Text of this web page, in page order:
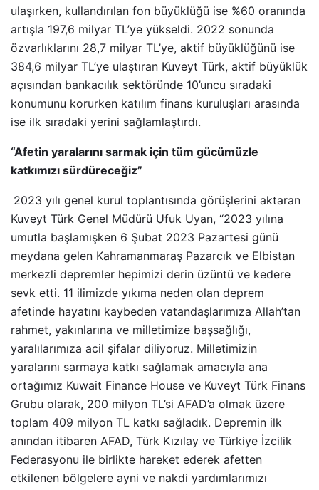
ulaşırken, kullandırılan fon büyüklüğü ise %60 oranında
artışla 197,6 milyar TL’ye yükseldi. 2022 sonunda
özvarlıklarını 28,7 milyar TL’ye, aktif büyüklüğünü ise
384,6 milyar TL’ye ulaştıran Kuveyt Türk, aktif büyüklük
açısından bankacılık sektöründe 10’uncu sıradaki
konumunu korurken katılım finans kuruluşları arasında
ise ilk sıradaki yerini sağlamlaştırdı.
“Afetin yaralarını sarmak için tüm gücümüzle
katkımızı sürdüreceğiz”
2023 yılı genel kurul toplantısında görüşlerini aktaran
Kuveyt Türk Genel Müdürü Ufuk Uyan, “2023 yılına
umutla başlamışken 6 Şubat 2023 Pazartesi günü
meydana gelen Kahramanmaraş Pazarcık ve Elbistan
merkezli depremler hepimizi derin üzüntü ve kedere
sevk etti. 11 ilimizde yıkıma neden olan deprem
afetinde hayatını kaybeden vatandaşlarımıza Allah’tan
rahmet, yakınlarına ve milletimize başsağlığı,
yaralılarımıza acil şifalar diliyoruz. Milletimizin
yaralarını sarmaya katkı sağlamak amacıyla ana
ortağımız Kuwait Finance House ve Kuveyt Türk Finans
Grubu olarak, 200 milyon TL’si AFAD’a olmak üzere
toplam 409 milyon TL katkı sağladık. Depremin ilk
anından itibaren AFAD, Türk Kızılay ve Türkiye İzcilik
Federasyonu ile birlikte hareket ederek afetten
etkilenen bölgelere ayni ve nakdi yardımlarımızı